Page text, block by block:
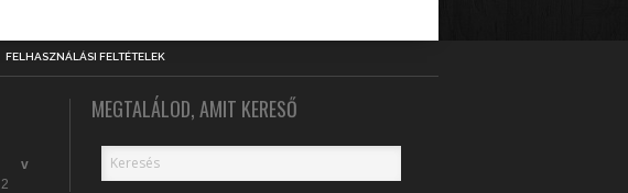
FELHASZNÁLÁSI FELTÉTELEK
v
2
MEGTALÁLOD, AMIT KERESŐ